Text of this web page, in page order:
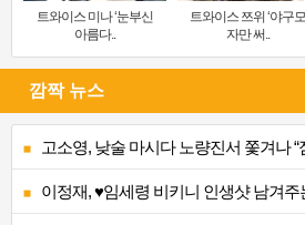
트와이스 미나 ‘눈부신
아름다..
트와이스 쯔위 ‘야구모
자만 써..
깜짝 뉴스
고소영, 낮술 마시다 노량진서 쫓겨나 “
이정재, ♥임세령 비키니 인생샷 남겨